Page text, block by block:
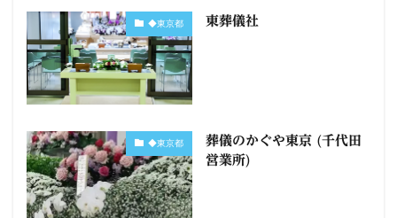
◆東京都 東葬儀社
◆東京都
葬儀のかぐや東京 (千代田
営業所)